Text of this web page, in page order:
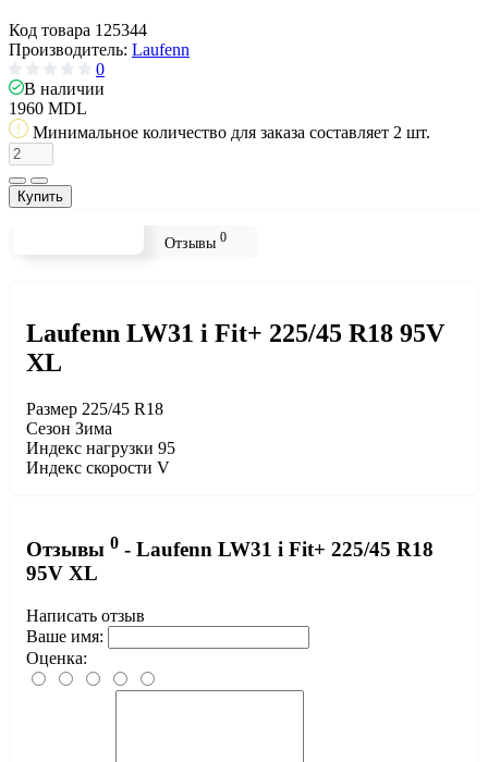
Код товара 125344
Производитель: Laufenn
0
В наличии
1960 MDL
Минимальное количество для заказа составляет 2 шт.
Купить
Отзывы 0
Laufenn LW31 i Fit+ 225/45 R18 95V
XL
Размер 225/45 R18
Сезон Зима
Индекс нагрузки 95
Индекс скорости V
Отзывы 0 - Laufenn LW31 i Fit+ 225/45 R18
95V XL
Написать отзыв
Ваше имя:
Оценка: